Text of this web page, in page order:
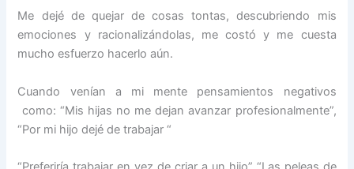
Me dejé de quejar de cosas tontas, descubriendo mis
emociones y racionalizándolas, me costó y me cuesta
mucho esfuerzo hacerlo aún.
Cuando venían a mi mente pensamientos negativos
como: “Mis hijas no me dejan avanzar profesionalmente”,
“Por mi hijo dejé de trabajar “